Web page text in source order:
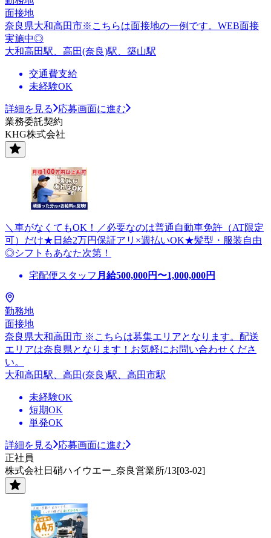
面接地
奈良県大和高田市※こちらは面接地の一例です。WEB面接
実施中◎
大和高田駅、高田(奈良)駅、築山駅
交通費支給
未経験OK
詳細を見る
応募画面に進む
業務委託契約
KHG株式会社
＼車がなくてもOK！／必要なのは普通自動車免許（AT限定
可）だけ★日給2万円保証アリ×週払いOK★髪型・服装自由
◎シフトもあなた次第！
宅配便スタッフ 月給500,000円〜1,000,000円
勤務地
面接地
奈良県大和高田市 ※こちらは募集エリアとなります。配送
エリアは奈良県となります！お気軽にお問い合わせくださ
い。
大和高田駅、高田(奈良)駅、高田市駅
未経験OK
短期OK
単発OK
詳細を見る
応募画面に進む
正社員
株式会社日硝ハイウエー_奈良営業所/13[03-02]